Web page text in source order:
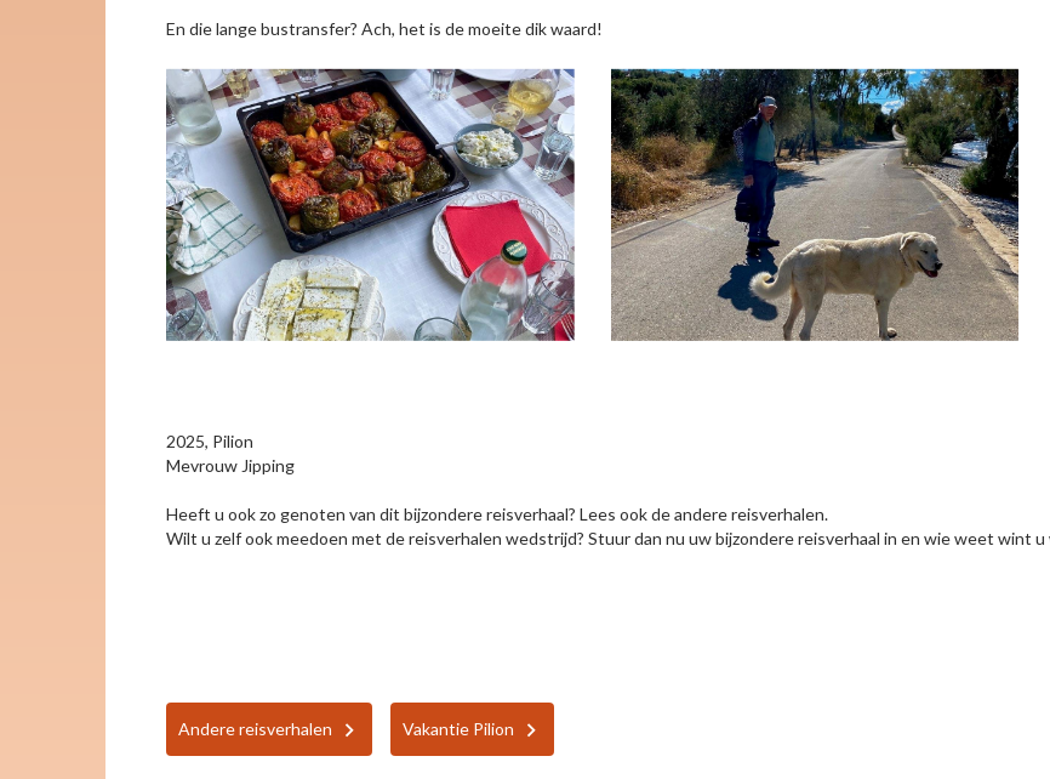
En die lange bustransfer? Ach, het is de moeite dik waard!
2025, Pilion
Mevrouw Jipping
Heeft u ook zo genoten van dit bijzondere reisverhaal? Lees ook de andere reisverhalen.
Wilt u zelf ook meedoen met de reisverhalen wedstrijd? Stuur dan nu uw bijzondere reisverhaal in en wie weet wint u
Andere reisverhalen Vakantie Pilion